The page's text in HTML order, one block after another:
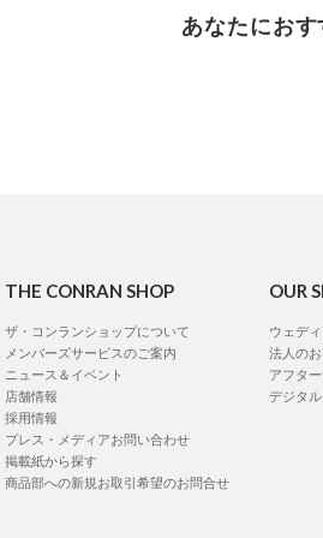
あなたにお
THE CONRAN SHOP
ザ・コンランショップについて
メンバーズサービスのご案内
ニュース＆イベント
店舗情報
採用情報
プレス・メディアお問い合わせ
掲載紙から探す
商品部への新規お取引希望のお問合せ
OUR
ウェデ
法人の
アフタ
デジタ